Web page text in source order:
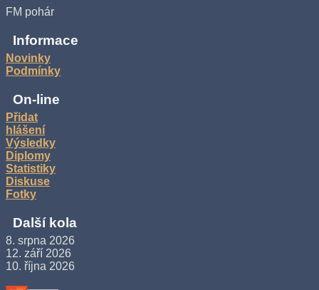
FM pohár
Informace
Novinky
Podmínky
On-line
Přidat
hlášení
Výsledky
Diplomy
Statistiky
Diskuse
Fotky
Další kola
8. srpna 2026
12. září 2026
10. října 2026